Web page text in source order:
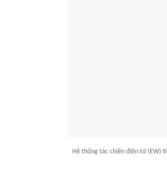
Hệ thống tác chiến điện tử (EW)